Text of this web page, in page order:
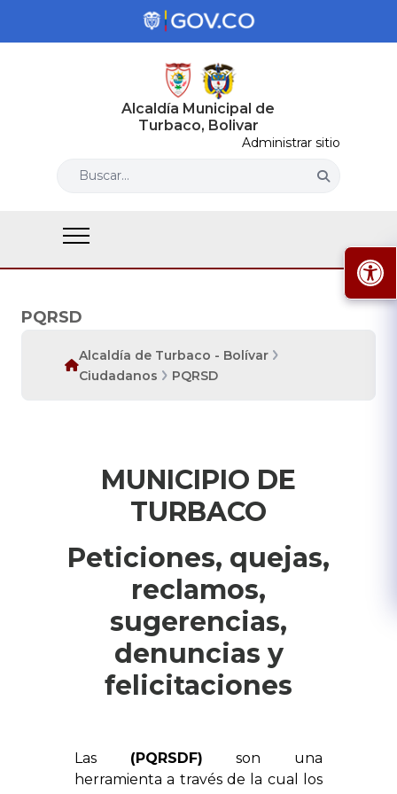
Alcaldía Municipal de
Turbaco, Bolivar
Administrar sitio
Buscar...
PQRSD
Alcaldía de Turbaco - Bolívar
Ciudadanos
PQRSD